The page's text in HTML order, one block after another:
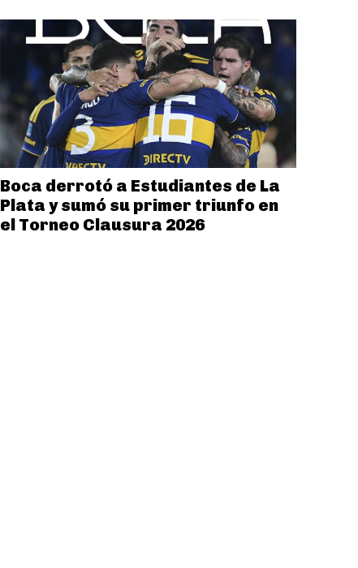
Boca derrotó a Estudiantes de La
Plata y sumó su primer triunfo en
el Torneo Clausura 2026